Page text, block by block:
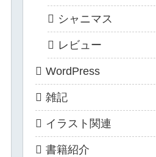
シャニマス
レビュー
WordPress
雑記
イラスト関連
書籍紹介